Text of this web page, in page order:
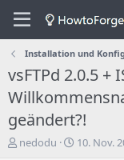
Installation und
vsFTPd 2.0.5 +
geändert?!
E
nedodu
E10. Nov.